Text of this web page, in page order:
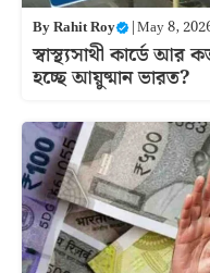
ByRahit Roy |May 8,
স্বাস্থ্যসাথী কার্ডে আর
হচ্ছে আয়ুষ্মান ভারত?